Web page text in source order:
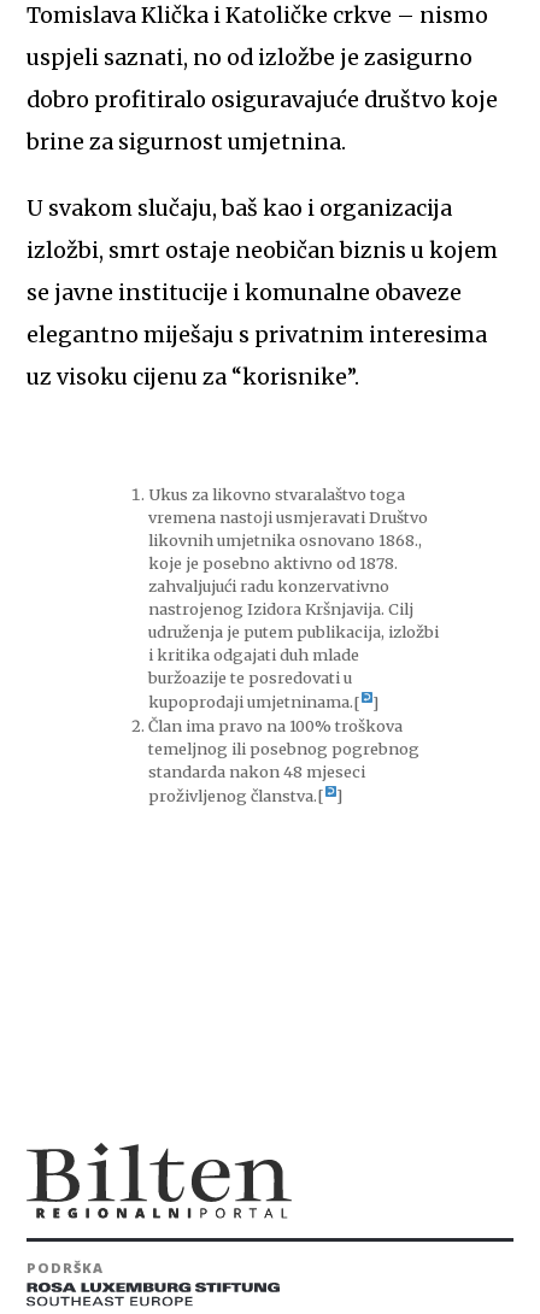
Tomislava Klička i Katoličke crkve – nismo
uspjeli saznati, no od izložbe je zasigurno
dobro profitiralo osiguravajuće društvo koje
brine za sigurnost umjetnina.
U svakom slučaju, baš kao i organizacija
izložbi, smrt ostaje neobičan biznis u kojem
se javne institucije i komunalne obaveze
elegantno miješaju s privatnim interesima
uz visoku cijenu za “korisnike”.
Ukus za likovno stvaralaštvo toga
vremena nastoji usmjeravati Društvo
likovnih umjetnika osnovano 1868.,
koje je posebno aktivno od 1878.
zahvaljujući radu konzervativno
nastrojenog Izidora Kršnjavija. Cilj
udruženja je putem publikacija, izložbi
i kritika odgajati duh mlade
buržoazije te posredovati u
kupoprodaji umjetninama.[
]
Član ima pravo na 100% troškova
temeljnog ili posebnog pogrebnog
standarda nakon 48 mjeseci
proživljenog članstva.[ ]
PODRŠKA